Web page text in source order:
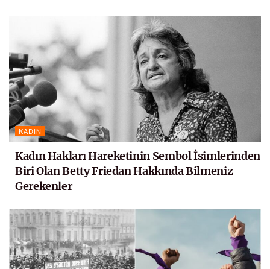
KADIN
Kadın Hakları Hareketinin Sembol İsimlerinden
Biri Olan Betty Friedan Hakkında Bilmeniz
Gerekenler